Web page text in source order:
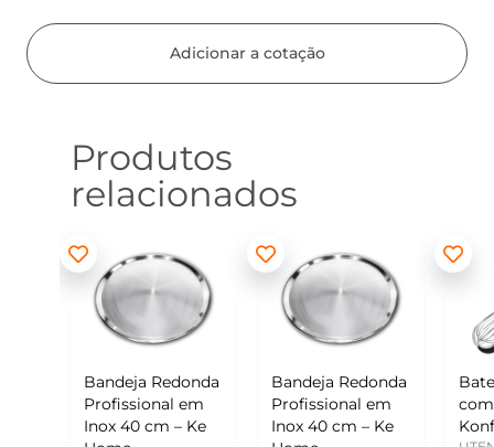
Adicionar a cotação
Produtos
relacionados
Redonda
Bandeja Redonda
Profissional em
Inox 40 cm – Ke
Batedor de Ovos
com Raspador –
Konfektt